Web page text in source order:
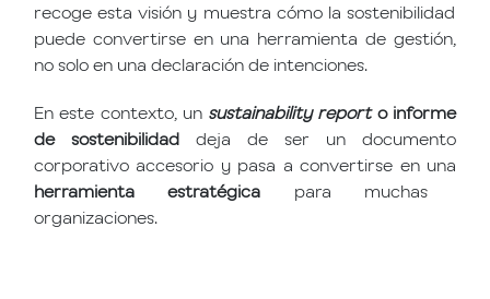
recoge esta visión y muestra cómo la sostenibilidad
puede convertirse en una herramienta de gestión,
no solo en una declaración de intenciones.
En este contexto, un sustainability reporto informe
de sostenibilidad deja de ser un documento
corporativo accesorio y pasa a convertirse en una
herramienta estratégica para muchas
organizaciones.